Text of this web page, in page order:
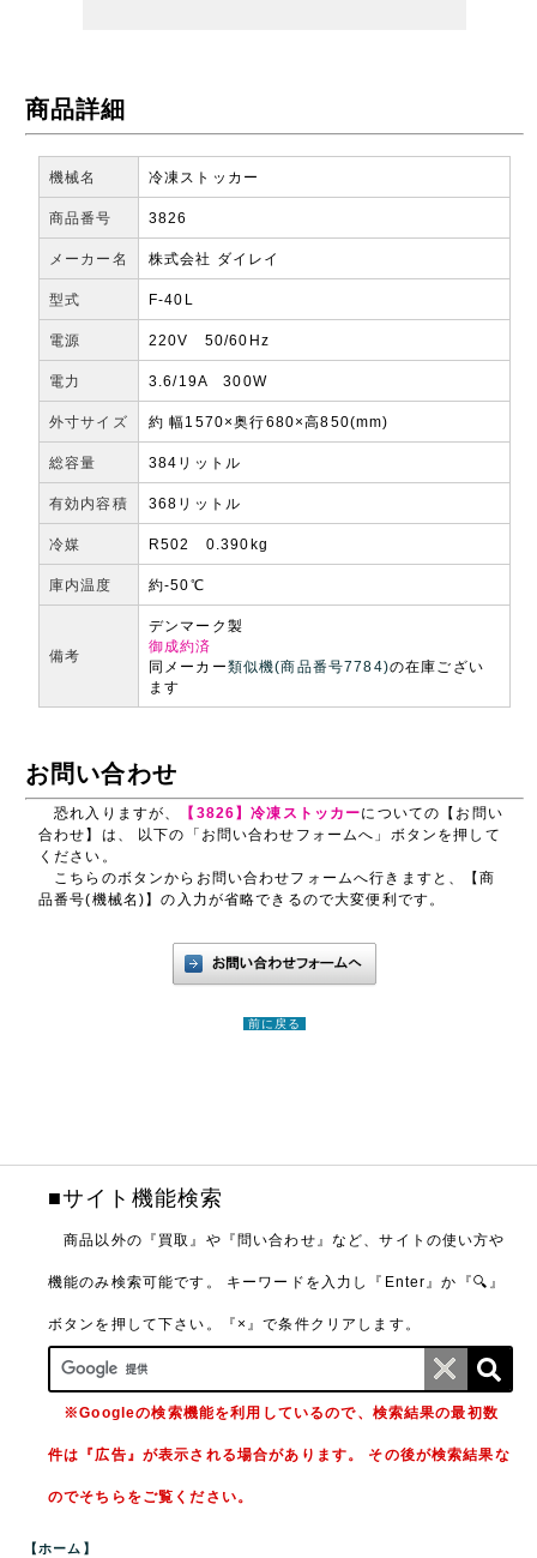
商品詳細
機械名 冷凍ストッカー
商品番号 3826
メーカー名 株式会社 ダイレイ
型式 F-40L
電源 220V 50/60Hz
電力 3.6/19A 300W
外寸サイズ 約 幅1570×奥行680×高850(mm)
総容量 384リットル
有効内容積 368リットル
冷媒 R502 0.390kg
庫内温度 約-50℃
備考
デンマーク製
御成約済
同メーカー類似機(商品番号7784)の在庫ござい
ます
お問い合わせ
恐れ入りますが、 【3826】冷凍ストッカーについての【お問い
合わせ】は、 以下の「お問い合わせフォームへ」ボタンを押して
ください。
こちらのボタンからお問い合わせフォームへ行きますと、【商
品番号(機械名)】の入力が省略できるので大変便利です。
前に戻る
■サイト機能検索
商品以外の『買取』や『問い合わせ』など、サイトの使い方や
機能のみ検索可能です。 キーワードを入力し『Enter』か『🔍』
ボタンを押して下さい。『×』で条件クリアします。
※Googleの検索機能を利用しているので、検索結果の最初数
件は『広告』が表示される場合があります。 その後が検索結果な
のでそちらをご覧ください。
【ホーム】